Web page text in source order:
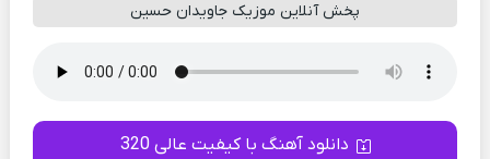
پخش آنلاین موزیک جاویدان حسین
دانلود آهنگ با کیفیت عالی 320